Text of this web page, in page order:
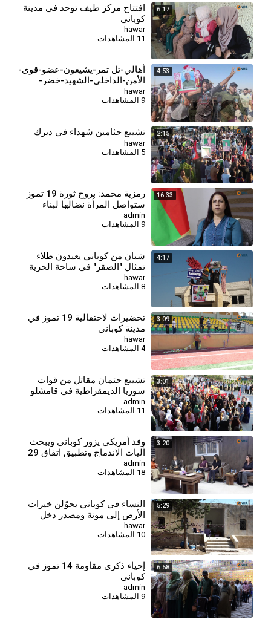
6:17
افتتاح مركز طيف توحد في مدينة
كوباني
hawar
11 المشاهدات
4:53
أهالي-تل تمر-يشيعون-عضو-قوى-
الأمن-الداخلي-الشهيد-خضر-
سمعيلة
hawar
9 المشاهدات
2:15 تشييع جثامين شهداء في ديرك
hawar
5 المشاهدات
16:33
⁣رمزية محمد: بروح ثورة 19 تموز
ستواصل المرأة نضالها لبناء
سوريا المستقبل
admin
4:17
شبان من كوباني يعيدون طلاء
تمثال "الصقر" في ساحة الحرية
بألوان العلم الكردي
hawar
3:09
تحضيرات لاحتفالية 19 تموز في
مدينة كوباني
hawar
4 المشاهدات
3:01
⁣تشييع جثمان مقاتل من قوات
سوريا الديمقراطية في قامشلو
admin
11 المشاهدات
3:20
⁣وفد أمريكي يزور كوباني ويبحث
آليات الاندماج وتطبيق اتفاق 29
كانون الثاني
admin
18 المشاهدات
5:29
النساء في كوباني يحوّلن خيرات
الأرض إلى مونة ومصدر دخل
hawar
10 المشاهدات
6:58
⁣إحياء ذكرى مقاومة 14 تموز في
كوباني
admin